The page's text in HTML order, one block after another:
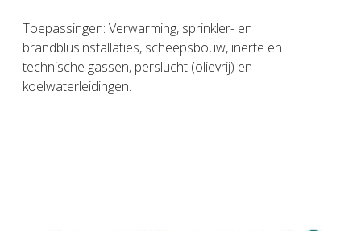
Toepassingen: Verwarming, sprinkler- en
brandblusinstallaties, scheepsbouw, inerte en
technische gassen, perslucht (olievrij) en
koelwaterleidingen.